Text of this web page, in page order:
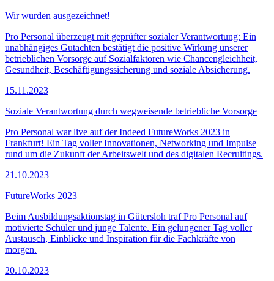
Wir wurden ausgezeichnet!
Pro Personal überzeugt mit geprüfter sozialer Verantwortung: Ein
unabhängiges Gutachten bestätigt die positive Wirkung unserer
betrieblichen Vorsorge auf Sozialfaktoren wie Chancengleichheit,
Gesundheit, Beschäftigungssicherung und soziale Absicherung.
15.11.2023
Soziale Verantwortung durch wegweisende betriebliche Vorsorge
Pro Personal war live auf der Indeed FutureWorks 2023 in
Frankfurt! Ein Tag voller Innovationen, Networking und Impulse
rund um die Zukunft der Arbeitswelt und des digitalen Recruitings.
21.10.2023
FutureWorks 2023
Beim Ausbildungsaktionstag in Gütersloh traf Pro Personal auf
motivierte Schüler und junge Talente. Ein gelungener Tag voller
Austausch, Einblicke und Inspiration für die Fachkräfte von
morgen.
20.10.2023